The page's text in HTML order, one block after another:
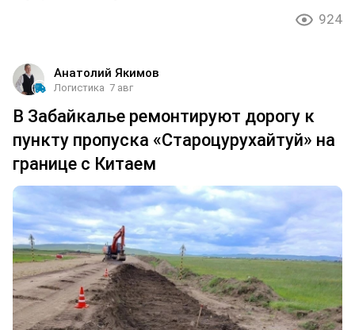
924
Анатолий Якимов
Логистика 7 авг
В Забайкалье ремонтируют дорогу к
пункту пропуска «Староцурухайтуй» на
границе с Китаем